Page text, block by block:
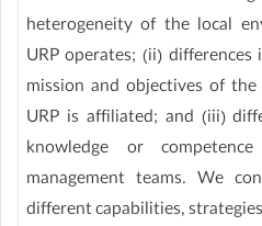
heterogeneity of the local
URP operates; (ii)
mission and objectives of
URP is affiliated; and (iii)
knowledge or
management teams. We
different capabilities,